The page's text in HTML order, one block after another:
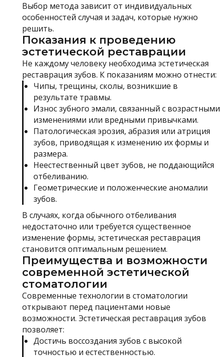
Выбор метода зависит от индивидуальных
особенностей случая и задач, которые нужно
решить.
Показания к проведению
эстетической реставрации
Не каждому человеку необходима эстетическая
реставрация зубов. К показаниям можно отнести:
Чипы, трещины, сколы, возникшие в
результате травмы.
Износ зубного эмали, связанный с возрастными
изменениями или вредными привычками.
Патологическая эрозия, абразия или атриция
зубов, приводящая к изменению их формы и
размера.
Неестественный цвет зубов, не поддающийся
отбеливанию.
Геометрические и положенческие аномалии
зубов.
В случаях, когда обычного отбеливания
недостаточно или требуется существенное
изменение формы, эстетическая реставрация
становится оптимальным решением.
Преимущества и возможности
современной эстетической
стоматологии
Современные технологии в стоматологии
открывают перед пациентами новые
возможности. Эстетическая реставрация зубов
позволяет:
Достичь воссоздания зубов с высокой
точностью и естественностью.